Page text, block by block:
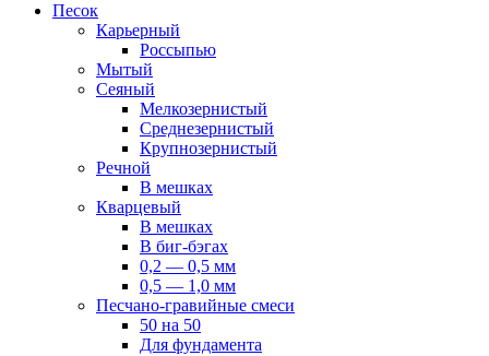
Песок
Карьерный
Россыпью
Мытый
Сеяный
Мелкозернистый
Среднезернистый
Крупнозернистый
Речной
В мешках
Кварцевый
В мешках
В биг-бэгах
0,2 — 0,5 мм
0,5 — 1,0 мм
Песчано-гравийные смеси
50 на 50
Для фундамента